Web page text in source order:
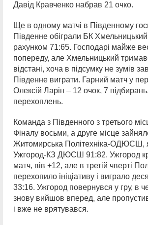
Давід Кравченко набрав 21 очко.
Ще в одному матчі в Південному
Південне обіграли БК
рахунком 71:65. Господарі майже
попереду, але Хмельницький
відстані, хоча в підсумку не зумів
Південне виграти. Гарний матч у
Олексій Ларін – 12 очок, 7
перехоплень.
Команда з Південного з третього
Фіналу восьми, а друге місце
Житомирська Політехніка-ОДЮСШ,
Ужгород-КЗ ДЮСШ 91:82. Ужгород
матч, вів +12, але в третій чверті
перехопило ініціативу і виграло
33:16. Ужгород повернувся у гру, в
знову вийшов вперед, але
і вже не врятувався.